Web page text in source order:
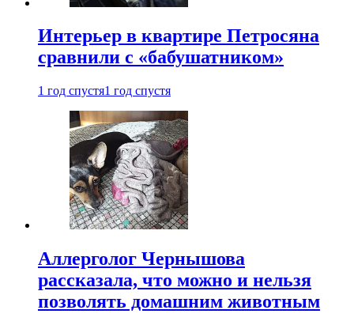
Интерьер в квартире Петросяна
сравнили с «бабушатником»
1 год спустя1 год спустя
Аллерголог Чернышова
рассказала, что можно и нельзя
позволять домашним животным